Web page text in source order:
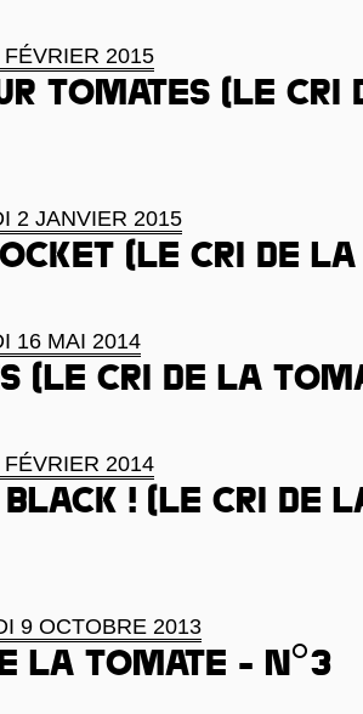
2015
Tomates (le cri
2 JANVIER 2015
(Le cri de la
16 MAI 2014
(Le cri de la
2014
! (Le cri de
9 OCTOBRE 2013
la tomate - N°3